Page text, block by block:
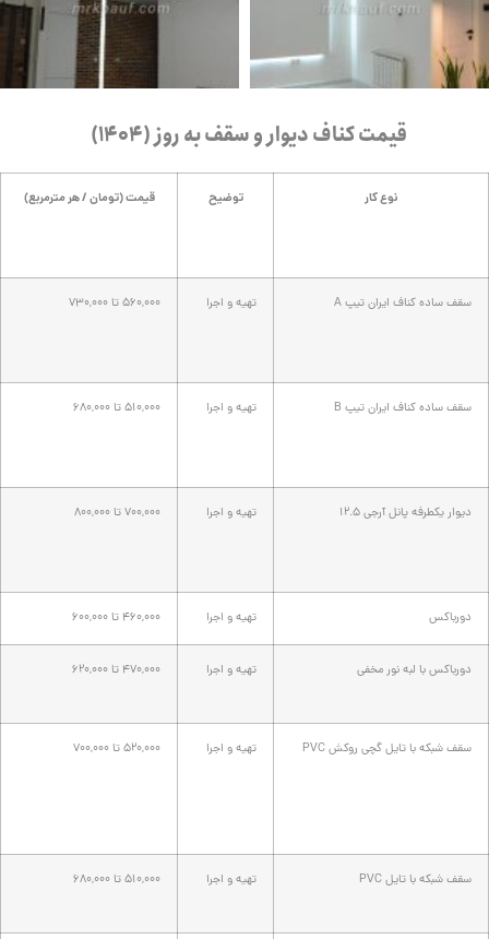
قیمت کناف دیوار و سقف به روز (1404)
نوع کار توضیح قیمت (تومان / هر مترمربع)
سقف ساده کناف ایران تیپ A تهیه و اجرا 560,000 تا 730,000
سقف ساده کناف ایران تیپ B تهیه و اجرا 510,000 تا 680,000
دیوار یکطرفه پانل آرجی 12.5 تهیه و اجرا 700,000 تا 800,000
دورباکس تهیه و اجرا 460,000 تا 600,000
دورباکس با لبه نور مخفی تهیه و اجرا 470,000 تا 620,000
سقف شبکه با تایل گچی روکش PVC تهیه و اجرا 520,000 تا 700,000
سقف شبکه با تایل PVC تهیه و اجرا 510,000 تا 680,000